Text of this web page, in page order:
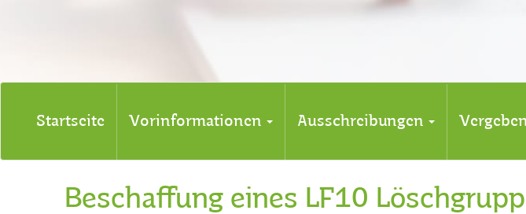
Startseite Vorinformationen Ausschreibungen
Beschaffung eines LF10